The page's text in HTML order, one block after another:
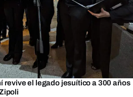
revive el legado jesuítico a 300 años